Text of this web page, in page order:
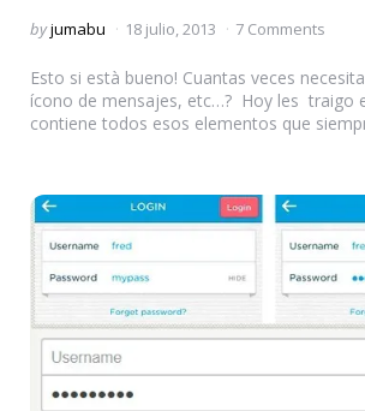
Posted
byjumabu 18 julio, 2013 7 Comments
Esto si està bueno! Cuantas veces
ícono de mensajes, etc…? Hoy les traigo
contiene todos esos elementos que